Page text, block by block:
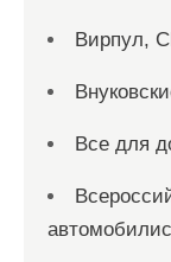
Вирпул,
Все для